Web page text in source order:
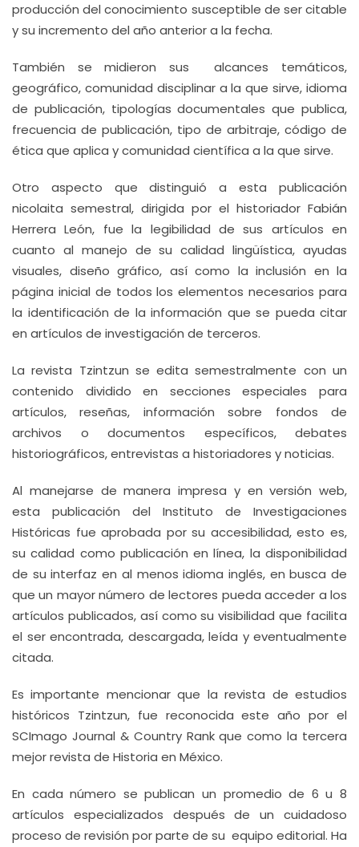
producción del conocimiento susceptible de ser citable
y su incremento del año anterior a la fecha.
También se midieron sus alcances temáticos,
geográfico, comunidad disciplinar a la que sirve, idioma
de publicación, tipologías documentales que publica,
frecuencia de publicación, tipo de arbitraje, código de
ética que aplica y comunidad científica a la que sirve.
Otro aspecto que distinguió a esta publicación
nicolaita semestral, dirigida por el historiador Fabián
Herrera León, fue la legibilidad de sus artículos en
cuanto al manejo de su calidad lingüística, ayudas
visuales, diseño gráfico, así como la inclusión en la
página inicial de todos los elementos necesarios para
la identificación de la información que se pueda citar
en artículos de investigación de terceros.
La revista Tzintzun se edita semestralmente con un
contenido dividido en secciones especiales para
artículos, reseñas, información sobre fondos de
archivos o documentos específicos, debates
historiográficos, entrevistas a historiadores y noticias.
Al manejarse de manera impresa y en versión web,
esta publicación del Instituto de Investigaciones
Históricas fue aprobada por su accesibilidad, esto es,
su calidad como publicación en línea, la disponibilidad
de su interfaz en al menos idioma inglés, en busca de
que un mayor número de lectores pueda acceder a los
artículos publicados, así como su visibilidad que facilita
el ser encontrada, descargada, leída y eventualmente
citada.
Es importante mencionar que la revista de estudios
históricos Tzintzun, fue reconocida este año por el
SCImago Journal & Country Rank que como la tercera
mejor revista de Historia en México.
En cada número se publican un promedio de 6 u 8
artículos especializados después de un cuidadoso
proceso de revisión por parte de su equipo editorial. Ha